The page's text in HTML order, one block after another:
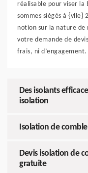
réalisable pour viser la
sommes siégés à {vlle}
notion sur la nature
votre demande de
frais, ni d’engagement.
Des isolants
isolation
Isolation de
Devis isolation de
gratuite